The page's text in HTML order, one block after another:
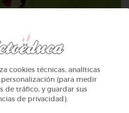
cookies técnicas, analíticas
(para medir
de tráfico, y guardar sus
de privacidad).